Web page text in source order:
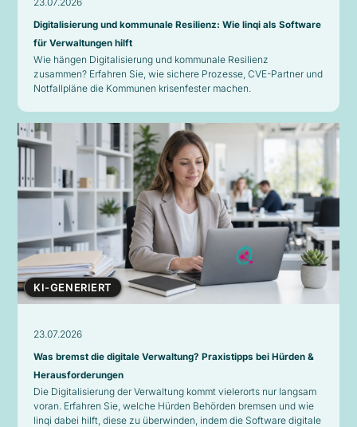
Digitalisierung und kommunale Resilienz: Wie linqi als Software
für Verwaltungen hilft
Wie hängen Digitalisierung und kommunale Resilienz
zusammen? Erfahren Sie, wie sichere Prozesse, CVE-Partner und
Notfallpläne die Kommunen krisenfester machen.
KI-GENERIERT
23.07.2026
Was bremst die digitale Verwaltung? Praxistipps bei Hürden &
Herausforderungen
Die Digitalisierung der Verwaltung kommt vielerorts nur langsam
voran. Erfahren Sie, welche Hürden Behörden bremsen und wie
linqi dabei hilft, diese zu überwinden, indem die Software digitale